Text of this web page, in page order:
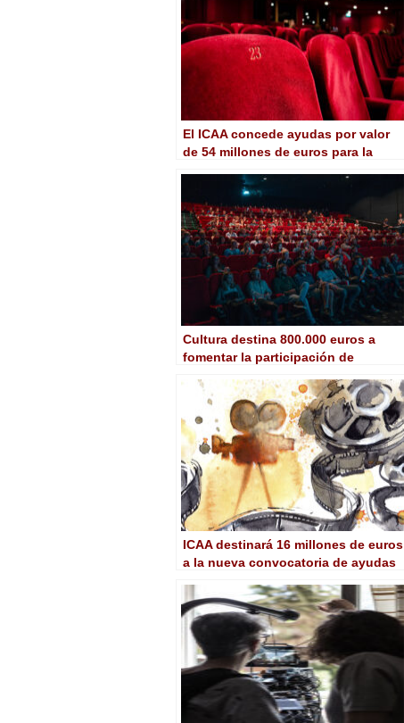
El ICAA concede ayudas por valor
de 54 millones de euros para la
Cultura destina 800.000 euros a
fomentar la participación de
internacionales
ICAA destinará 16 millones de euros
a la nueva convocatoria de ayudas